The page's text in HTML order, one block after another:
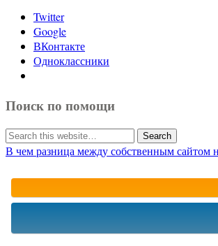
Twitter
Google
ВКонтакте
Одноклассники
Поиск по помощи
В чем разница между собственным сайтом